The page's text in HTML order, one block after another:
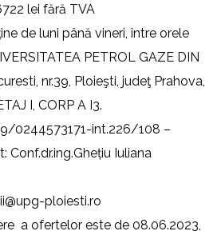
lei fără TVA
de luni până vineri, între orele
PETROL GAZE DIN
nr.39, Ploieşti, judeţ Prahova,
I, CORP A I3.
0244573171-int.226/108 –
Conf.dr.ing.Ghețiu Iuliana
ploiesti.ro
a ofertelor este de 08.06.2023,